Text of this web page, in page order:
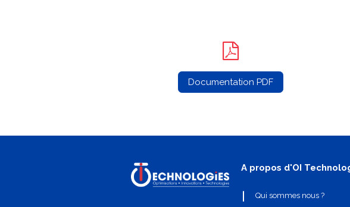
Documentation PDF
A propos d'OI
Qui sommes nous ?